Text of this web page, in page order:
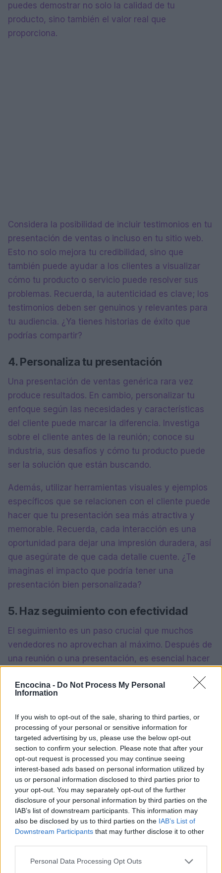
Encocina - Do Not Process My Personal
Information
If you wish to opt-out of the sale, sharing to third parties, or
processing of your personal or sensitive information for
targeted advertising by us, please use the below opt-out
section to confirm your selection. Please note that after your
opt-out request is processed you may continue seeing
interest-based ads based on personal information utilized by
us or personal information disclosed to third parties prior to
your opt-out. You may separately opt-out of the further
disclosure of your personal information by third parties on the
IAB’s list of downstream participants. This information may
also be disclosed by us to third parties on the IAB’s List of
Downstream Participants that may further disclose it to other
Please note that this website/app uses one or more Google
Personal Data Processing Opt Outs
puedes demostrar no solo la calidad de tu
producto, sino también el valor real que
proporciona.
Considera la posibilidad de incluir testimonios en tu
presentación de ventas o incluso en tu sitio web.
Esto no solo mejora tu credibilidad, sino que
también puede ayudar a los clientes a visualizar
cómo tu producto o servicio puede resolver sus
problemas. Recuerda, la autenticidad es clave; los
testimonios deben ser genuinos y relevantes para
tu audiencia. ¿Ya tienes historias de éxito que
podrías compartir?
4. Personaliza tu presentación
Una presentación de ventas genérica rara vez
produce resultados. En cambio, personalizar tu
enfoque según las necesidades y características
del cliente puede marcar la diferencia. Investiga
sobre el cliente antes de la reunión; conoce su
industria, sus desafíos y cómo tu producto puede
ser la solución que están buscando.
Además, utilizar herramientas visuales y ejemplos
específicos que se relacionen con el cliente puede
hacer que tu presentación sea más atractiva y
memorable. Recuerda, cada interacción es una
oportunidad para dejar una impresión duradera, así
que asegúrate de que cada detalle cuente. ¿Te
imaginas el impacto que podría tener una
presentación bien personalizada?
5. Haz seguimiento con efectividad
El seguimiento es un paso crucial que muchos
vendedores no aprovechan al máximo. Después de
una reunión o una presentación, es esencial hacer
demuestra tu interés, sino que también te da la
la conversación abierta.
El seguimiento puede ser una simple nota de
agradecimiento, una llamada telefónica o un correo
electrónico. Lo importante es que sea oportuno y
relevante. A veces, un simple recordatorio puede
ser lo que necesita un cliente para decidirse a
comprar. No subestimes el poder de un buen
seguimiento. ¿Cuántas oportunidades has dejado
pasar por no hacer un seguimiento adecuado?
Al implementar estos cinco consejos en tu